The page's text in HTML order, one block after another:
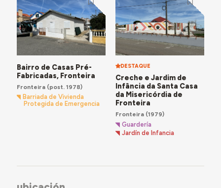
Bairro de Casas Pré-
Fabricadas, Fronteira
Fronteira(post. 1978)
Barriada de Vivienda
Protegida de Emergencia
DESTAQUE
Creche e Jardim de
Infância da Santa Casa
da Misericórdia de
Fronteira
Fronteira(1979)
Guardería
Jardín de Infancia